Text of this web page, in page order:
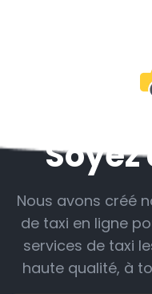
Nous avons créé
de taxi en ligne
services de taxi
haute qualité, à